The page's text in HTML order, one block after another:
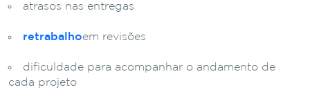
atrasos nas entregas
retrabalhoem revisões
dificuldade para acompanhar o andamento de
cada projeto